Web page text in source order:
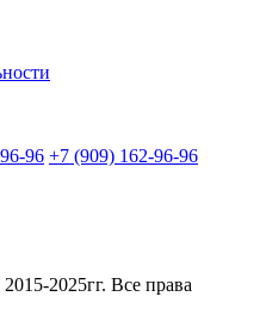
96 +7 (909) 162-96-96
2025гг. Все права